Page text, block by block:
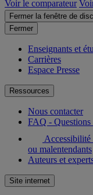
Voir le comparateur
Fermer la fenêtre de
Fermer
Enseignants et
Carrières
Espace Presse
Ressources
Nous contacter
FAQ - Questions
Accessibilité
ou malentendants
Auteurs et
Site internet